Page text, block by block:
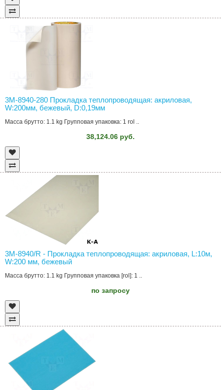
3M-8940-280 Прокладка теплопроводящая: акриловая,
W:200мм, бежевый, D:0,19мм
Масса брутто: 1.1 kg Групповая упаковка: 1 rol ..
38,124.06 руб.
3M-8940/R - Прокладка теплопроводящая: акриловая, L:10м,
W:200 мм, бежевый
Масса брутто: 1.1 kg Групповая упаковка [rol]: 1 ..
по запросу